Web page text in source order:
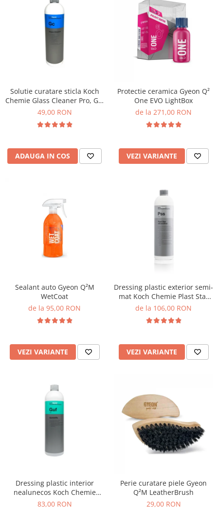
Solutie curatare sticla Koch
Chemie Glass Cleaner Pro, Gc,
1L
49,00 RON
ADAUGA IN COS
Protectie ceramica Gyeon Q²
One EVO LightBox
de la 271,00 RON
VEZI VARIANTE
Sealant auto Gyeon Q²M
WetCoat
de la 95,00 RON
VEZI VARIANTE
Dressing plastic exterior semi-
mat Koch Chemie Plast Star
Silicon and Oil Free, Pss
de la 106,00 RON
VEZI VARIANTE
Dressing plastic interior
nealunecos Koch Chemie
Gummifix, Guf, 1L
83,00 RON
Perie curatare piele Gyeon
Q²M LeatherBrush
29,00 RON